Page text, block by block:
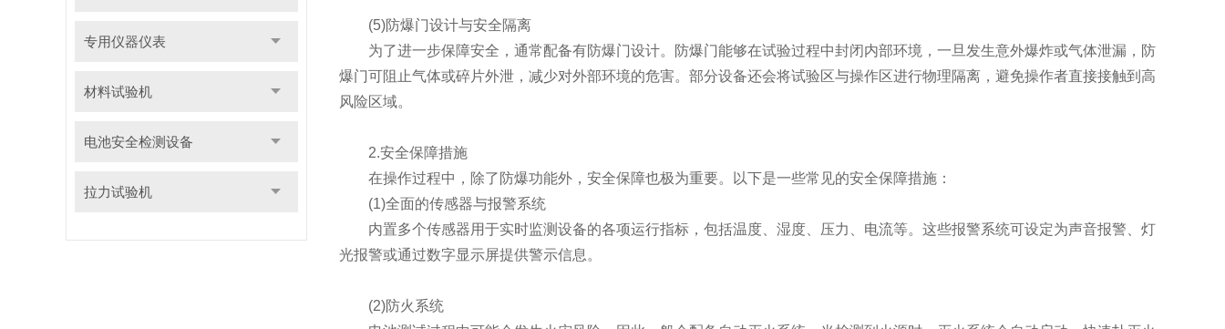
专用仪器仪表
材料试验机
电池安全检测设备
拉力试验机
(5)防爆门设计与安全隔离
为了进一步保障安全，通常配备有防爆门设计。防爆门能够在试验过程中封闭内部环境，一旦发生意外爆炸或气体泄漏，防
爆门可阻止气体或碎片外泄，减少对外部环境的危害。部分设备还会将试验区与操作区进行物理隔离，避免操作者直接接触到高
风险区域。
2.安全保障措施
在操作过程中，除了防爆功能外，安全保障也极为重要。以下是一些常见的安全保障措施：
(1)全面的传感器与报警系统
内置多个传感器用于实时监测设备的各项运行指标，包括温度、湿度、压力、电流等。这些报警系统可设定为声音报警、灯
光报警或通过数字显示屏提供警示信息。
(2)防火系统